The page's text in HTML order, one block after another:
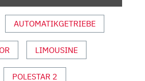
AUTOMATIKGETRIEBE
LIMOUSINE
POLESTAR 2